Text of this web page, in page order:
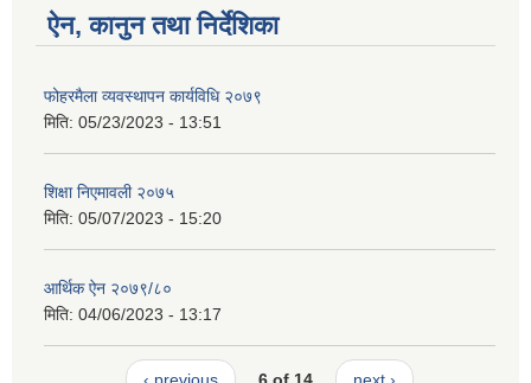
ऐन, कानुन तथा निर्देशिका
फोहरमैला व्यवस्थापन कार्यविधि २०७९
मिति: 05/23/2023 - 13:51
शिक्षा निएमावली २०७५
मिति: 05/07/2023 - 15:20
आर्थिक ऐन २०७९/८०
मिति: 04/06/2023 - 13:17
‹ previous 6 of 14 next ›